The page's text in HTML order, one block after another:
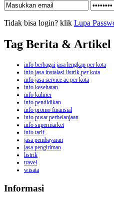
Tidak bisa login? klik Lupa
Tag Berita & Artikel
info berbagai jasa lengkap per kota
info jasa instalasi listrik per kota
info jasa service ac per kota
info kesehatan
info kuliner
info pendidikan
info promo finansial
info pusat perbelanjaan
info supermarket
info tarif
jasa pembayaran
jasa pengiriman
listrik
travel
wisata
Informasi